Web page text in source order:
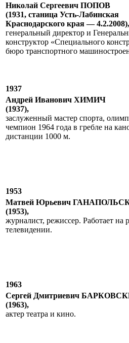
Николай Сергеевич ПОПОВ
(1931, станица Усть-Лабинская
Краснодарского края — 4.2.2008),
генеральный директор и
конструктор «Специального
бюро транспортного
1937
Андрей Иванович ХИМИЧ
(1937),
заслуженный мастер спорта,
чемпион 1964 года в гребле на
дистанции 1000 м.
1953
Матвей Юрьевич
(1953),
журналист, режиссер. Работает на
телевидении.
1963
Сергей Дмитриевич
(1963),
актер театра и кино.